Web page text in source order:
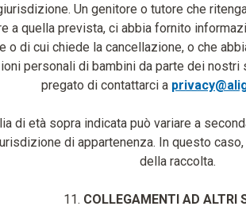
Un genitore o tutore che
a quella prevista, ci abbia fornito
o di cui chiede la cancellazione, o che
personali di bambini da parte dei
pregato di contattarci a
di età sopra indicata può variare a
di appartenenza. In questo
della raccolta.
11. COLLEGAMENTI AD ALTRI